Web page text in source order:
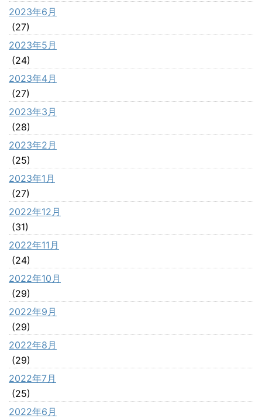
2023年6月
(27)
2023年5月
(24)
2023年4月
(27)
2023年3月
(28)
2023年2月
(25)
2023年1月
(27)
2022年12月
(31)
2022年11月
(24)
2022年10月
(29)
2022年9月
(29)
2022年8月
(29)
2022年7月
(25)
2022年6月